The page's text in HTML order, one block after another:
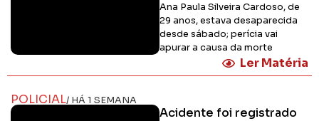
Ana Paula Silveira Cardoso, de
29 anos, estava desaparecida
desde sábado; perícia vai
apurar a causa da morte
Ler Matéria
POLICIAL/ HÁ 1 SEMANA
Acidente foi registrado